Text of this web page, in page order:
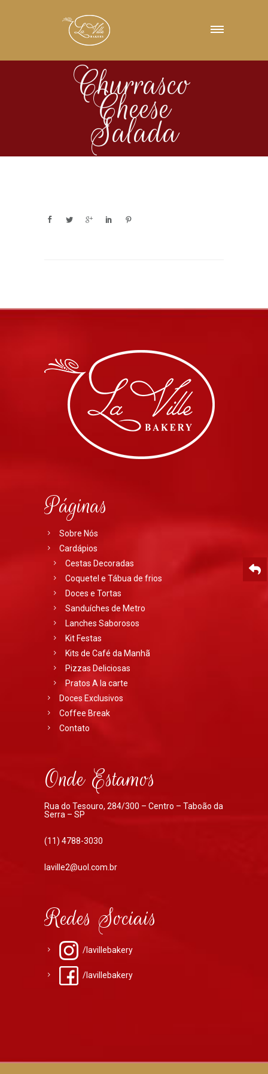
Churrasco
Cheese
Salada
Páginas
Sobre Nós
Cardápios
Cestas Decoradas
Coquetel e Tábua de frios
Doces e Tortas
Sanduíches de Metro
Lanches Saborosos
Kit Festas
Kits de Café da Manhã
Pizzas Deliciosas
Pratos A la carte
Doces Exclusivos
Coffee Break
Contato
Onde Estamos
Rua do Tesouro, 284/300 – Centro – Taboão da
Serra – SP
(11) 4788-3030
laville2@uol.com.br
Redes Sociais
/lavillebakery
/lavillebakery